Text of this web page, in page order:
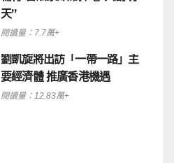
天”
閱讀量：7.7萬+
劉凱旋將出訪「一帶一路」主
要經濟體 推廣香港機遇
閱讀量：12.83萬+